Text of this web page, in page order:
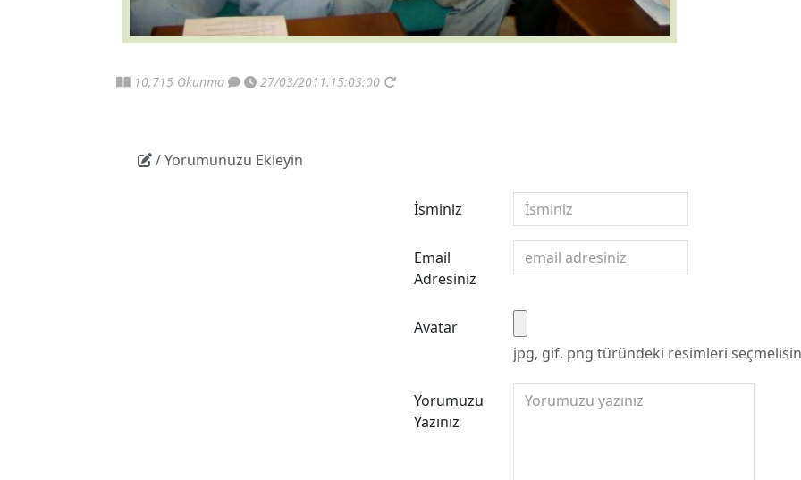
10,715 Okunma 27/03/2011.15:03:00
/ Yorumunuzu Ekleyin
İsminiz
Email
Adresiniz
Avatar
jpg, gif, png türündeki resimleri
Yorumuzu
Yazınız